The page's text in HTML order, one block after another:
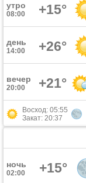
утро
08:00 +15°
день
14:00 +26°
вечер
20:00 +21°
Восход: 05:55
Закат: 20:37
ночь
02:00 +15°